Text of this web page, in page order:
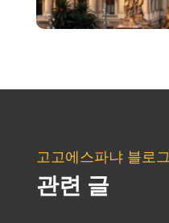
고고에스파냐 블로그
관련 글